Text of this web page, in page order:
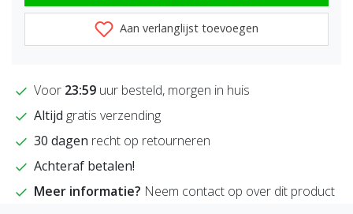
Aan verlanglijst toevoegen
Voor 23:59 uur besteld, morgen in huis
Altijd gratis verzending
30 dagen recht op retourneren
Achteraf betalen!
Meer informatie? Neem contact op over dit product